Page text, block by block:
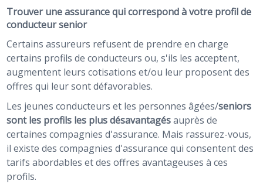
Trouver une assurance qui correspond à votre profil de
conducteur senior
Certains assureurs refusent de prendre en charge
certains profils de conducteurs ou, s'ils les acceptent,
augmentent leurs cotisations et/ou leur proposent des
offres qui leur sont défavorables.
Les jeunes conducteurs et les personnes âgées/seniors
sont les profils les plus désavantagésauprès de
certaines compagnies d'assurance. Mais rassurez-vous,
il existe des compagnies d'assurance qui consentent des
tarifs abordables et des offres avantageuses à ces
profils.